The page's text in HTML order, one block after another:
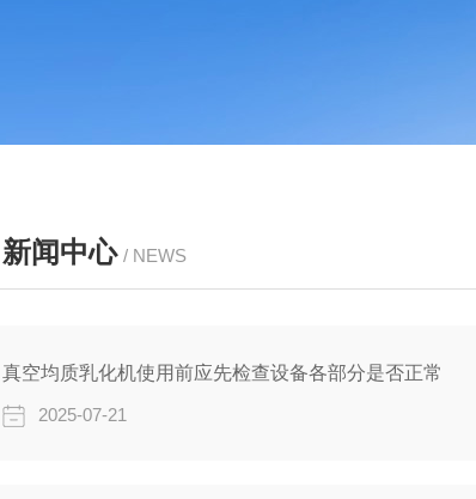
新闻中心 / NEWS
真空均质乳化机使用前应先检查设备各部分是否正常
2025-07-21